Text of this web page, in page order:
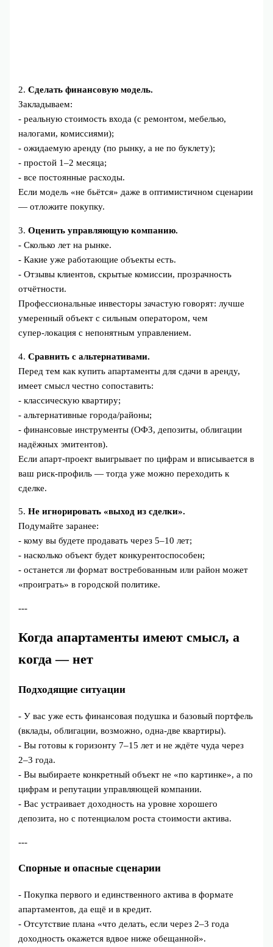
2.Сделать финансовую модель.
Закладываем:
- реальную стоимость входа (с ремонтом, мебелью,
налогами, комиссиями);
- ожидаемую аренду (по рынку, а не по буклету);
- простой 1–2 месяца;
- все постоянные расходы.
Если модель «не бьётся» даже в оптимистичном сценарии
— отложите покупку.
3.Оценить управляющую компанию.
- Сколько лет на рынке.
- Какие уже работающие объекты есть.
- Отзывы клиентов, скрытые комиссии, прозрачность
отчётности.
Профессиональные инвесторы зачастую говорят: лучше
умеренный объект с сильным оператором, чем
супер‑локация с непонятным управлением.
4.Сравнить с альтернативами.
Перед тем как купить апартаменты для сдачи в аренду,
имеет смысл честно сопоставить:
- классическую квартиру;
- альтернативные города/районы;
- финансовые инструменты (ОФЗ, депозиты, облигации
надёжных эмитентов).
Если апарт‑проект выигрывает по цифрам и вписывается в
ваш риск‑профиль — тогда уже можно переходить к
сделке.
5.Не игнорировать «выход из сделки».
Подумайте заранее:
- кому вы будете продавать через 5–10 лет;
- насколько объект будет конкурентоспособен;
- останется ли формат востребованным или район может
«проиграть» в городской политике.
---
Когда апартаменты имеют смысл, а
когда — нет
Подходящие ситуации
- У вас уже есть финансовая подушка и базовый портфель
(вклады, облигации, возможно, одна‑две квартиры).
- Вы готовы к горизонту 7–15 лет и не ждёте чуда через
2–3 года.
- Вы выбираете конкретный объект не «по картинке», а по
цифрам и репутации управляющей компании.
- Вас устраивает доходность на уровне хорошего
депозита, но с потенциалом роста стоимости актива.
---
Спорные и опасные сценарии
- Покупка первого и единственного актива в формате
апартаментов, да ещё и в кредит.
- Отсутствие плана «что делать, если через 2–3 года
доходность окажется вдвое ниже обещанной».